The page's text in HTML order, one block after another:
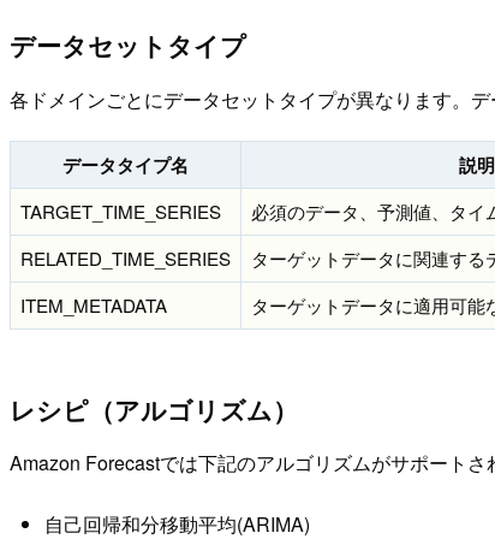
データセットタイプ
各ドメインごとにデータセットタイプが異なります。デ
データタイプ名 説明
TARGET_TIME_SERIES
必須のデータ、予測値、タイ
RELATED_TIME_SERIES
ターゲットデータに関連する
ITEM_METADATA
ターゲットデータに適用可能
レシピ（アルゴリズム）
Amazon Forecastでは下記のアルゴリズムがサポート
自己回帰和分移動平均(ARIMA)